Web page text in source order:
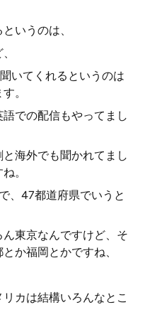
いうのは、
いてくれるというのは
。
での配信もやってまし
海外でも聞かれてまし
。
、47都道府県でいうと
東京なんですけど、そ
か福岡とかですね、
カは結構いろんなとこ